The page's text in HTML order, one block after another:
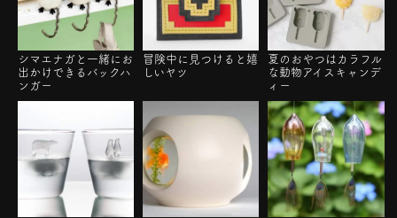
シマエナガと一緒にお
出かけできるバックハ
ンガー
冒険中に見つけると嬉
しいヤツ
夏のおやつはカラフル
な動物アイスキャンデ
ィー